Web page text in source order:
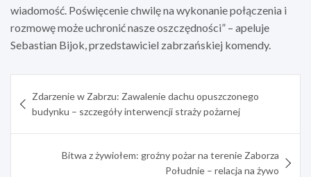
wiadomość. Poświęcenie chwilę na wykonanie połączenia i
rozmowę może uchronić nasze oszczędności” – apeluje
Sebastian Bijok, przedstawiciel zabrzańskiej komendy.
wpisu
Zdarzenie w Zabrzu: Zawalenie dachu opuszczonego
budynku – szczegóły interwencji straży pożarnej
Bitwa z żywiołem: groźny pożar na terenie Zaborza
Południe – relacja na żywo